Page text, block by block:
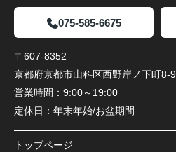
075-585-6675
〒607-8352
京都府京都市山科区西野岸ノ下町8-9
営業時間： 9:00～19:00
定休日： 年末年始/お盆期間
トップページ